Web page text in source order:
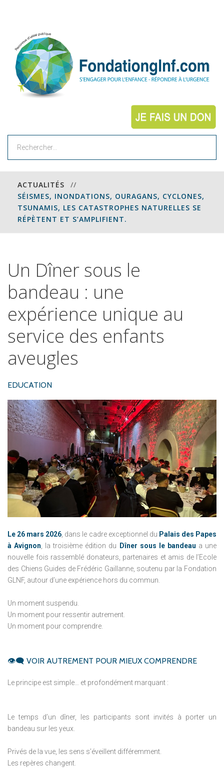
ACTUALITÉS
//
SÉISMES, INONDATIONS, OURAGANS, CYCLONES,
TSUNAMIS, LES CATASTROPHES NATURELLES SE
RÉPÈTENT ET S’AMPLIFIENT.
Un Dîner sous le
bandeau : une
expérience unique au
service des enfants
aveugles
EDUCATION
Le 26 mars 2026, dans le cadre exceptionnel du Palais des Papes
à Avignon, la troisième édition du Dîner sous le bandeau a une
nouvelle fois rassemblé donateurs, partenaires et amis de l’Ecole
des Chiens Guides de Frédéric Gaillanne, soutenu par la Fondation
GLNF, autour d’une expérience hors du commun.
Un moment suspendu.
Un moment pour ressentir autrement.
Un moment pour comprendre.
👁‍🗨 VOIR AUTREMENT POUR MIEUX COMPRENDRE
Le principe est simple… et profondément marquant :
Le temps d’un dîner, les participants sont invités à porter un
bandeau sur les yeux.
Privés de la vue, les sens s’éveillent différemment.
Les repères changent.